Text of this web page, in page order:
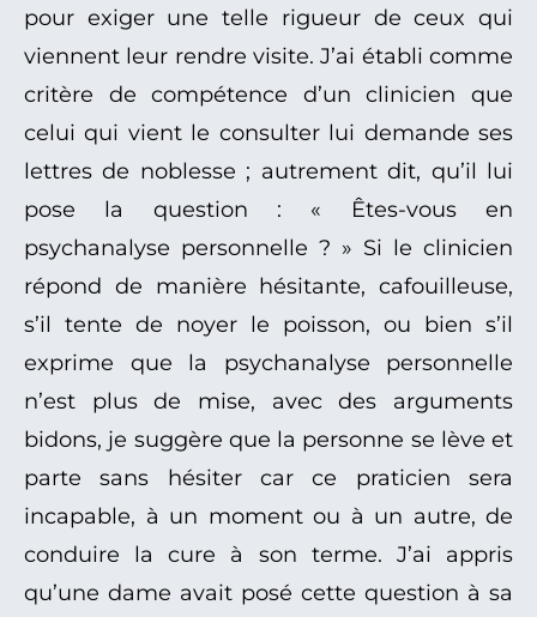
pour exiger une telle rigueur de ceux qui
viennent leur rendre visite. J’ai établi comme
critère de compétence d’un clinicien que
celui qui vient le consulter lui demande ses
lettres de noblesse ; autrement dit, qu’il lui
pose la question : « Êtes-vous en
psychanalyse personnelle ? » Si le clinicien
répond de manière hésitante, cafouilleuse,
s’il tente de noyer le poisson, ou bien s’il
exprime que la psychanalyse personnelle
n’est plus de mise, avec des arguments
bidons, je suggère que la personne se lève et
parte sans hésiter car ce praticien sera
incapable, à un moment ou à un autre, de
conduire la cure à son terme. J’ai appris
qu’une dame avait posé cette question à sa